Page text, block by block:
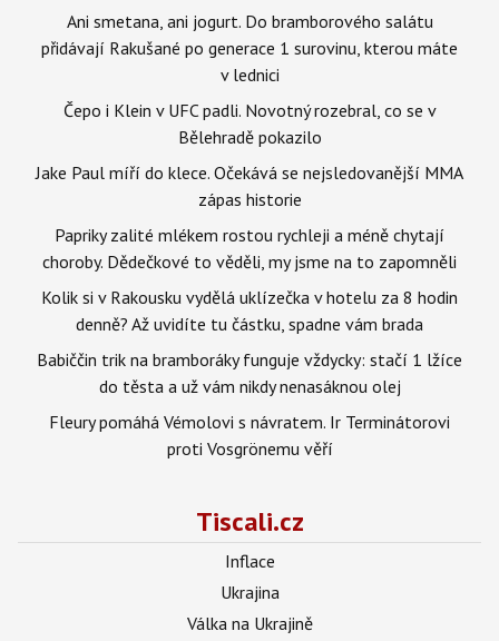
Ani smetana, ani jogurt. Do bramborového salátu
přidávají Rakušané po generace 1 surovinu, kterou máte
v lednici
Čepo i Klein v UFC padli. Novotný rozebral, co se v
Bělehradě pokazilo
Jake Paul míří do klece. Očekává se nejsledovanější MMA
zápas historie
Papriky zalité mlékem rostou rychleji a méně chytají
choroby. Dědečkové to věděli, my jsme na to zapomněli
Kolik si v Rakousku vydělá uklízečka v hotelu za 8 hodin
denně? Až uvidíte tu částku, spadne vám brada
Babiččin trik na bramboráky funguje vždycky: stačí 1 lžíce
do těsta a už vám nikdy nenasáknou olej
Fleury pomáhá Vémolovi s návratem. Ir Terminátorovi
proti Vosgrönemu věří
Tiscali.cz
Inflace
Ukrajina
Válka na Ukrajině